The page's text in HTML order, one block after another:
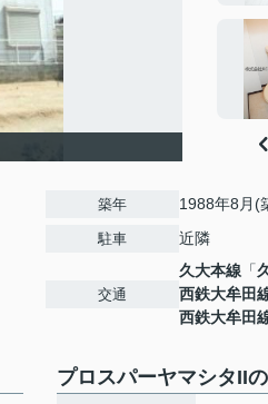
築年 1988年8月(
駐車 近隣
交通
久大本線 「
西鉄大牟田
西鉄大牟田
プロスパーヤマシタII